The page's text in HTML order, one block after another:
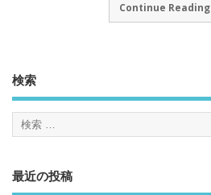
Continue Reading
検索
最近の投稿